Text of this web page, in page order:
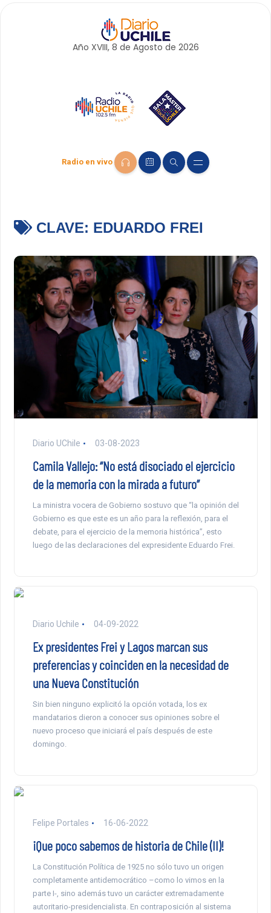
Año XVIII, 8 de Agosto de 2026
Radio en vivo
CLAVE: EDUARDO FREI
Diario UChile 03-08-2023
Camila Vallejo: “No está disociado el ejercicio
de la memoria con la mirada a futuro”
La ministra vocera de Gobierno sostuvo que “la opinión del
Gobierno es que este es un año para la reflexión, para el
debate, para el ejercicio de la memoria histórica”, esto
luego de las declaraciones del expresidente Eduardo Frei.
Diario Uchile 04-09-2022
Ex presidentes Frei y Lagos marcan sus
preferencias y coinciden en la necesidad de
una Nueva Constitución
Sin bien ninguno explicitó la opción votada, los ex
mandatarios dieron a conocer sus opiniones sobre el
nuevo proceso que iniciará el país después de este
domingo.
Felipe Portales 16-06-2022
¡Que poco sabemos de historia de Chile (II)!
La Constitución Política de 1925 no sólo tuvo un origen
completamente antidemocrático –como lo vimos en la
parte I-, sino además tuvo un carácter extremadamente
autoritario-presidencialista. En contraposición al sistema